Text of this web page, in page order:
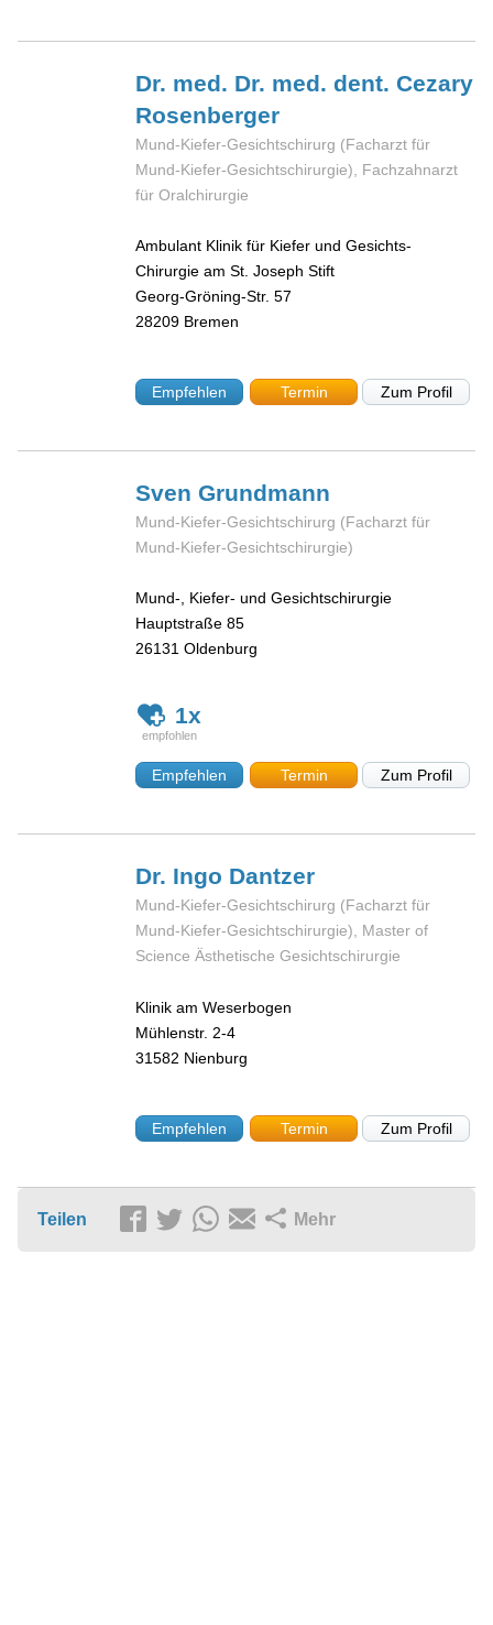
Dr. med. Dr. med. dent. Cezary
Rosenberger
Mund-Kiefer-Gesichtschirurg (Facharzt für
Mund-Kiefer-Gesichtschirurgie), Fachzahnarzt
für Oralchirurgie
Ambulant Klinik für Kiefer und Gesichts-
Chirurgie am St. Joseph Stift
Georg-Gröning-Str. 57
28209 Bremen
Empfehlen Termin Zum Profil
SvenGrundmann
Mund-Kiefer-Gesichtschirurg (Facharzt für
Mund-Kiefer-Gesichtschirurgie)
Mund-, Kiefer- und Gesichtschirurgie
Hauptstraße 85
26131 Oldenburg
1x
Empfehlen Termin Zum Profil
Dr. Ingo Dantzer
Mund-Kiefer-Gesichtschirurg (Facharzt für
Mund-Kiefer-Gesichtschirurgie), Master of
Science Ästhetische Gesichtschirurgie
Klinik am Weserbogen
Mühlenstr. 2-4
31582 Nienburg
Empfehlen Termin Zum Profil
Teilen Mehr